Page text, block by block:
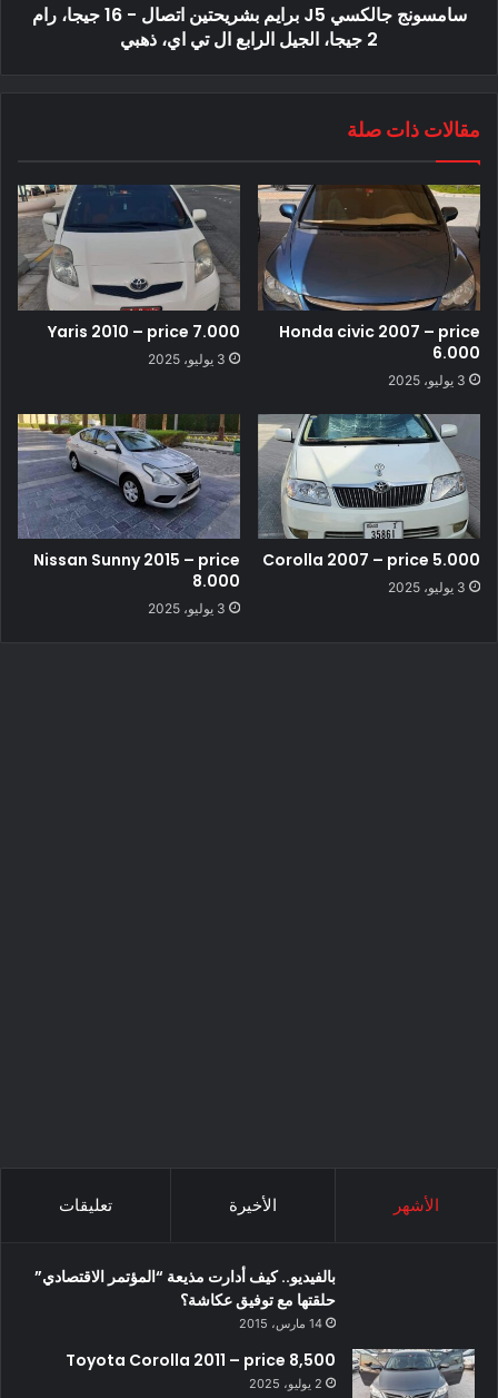
سامسونج جالكسي J5 برايم بشريحتين اتصال - 16 جيجا، رام
2 جيجا، الجيل الرابع ال تي اي، ذهبي
مقالات ذات صلة
Honda civic 2007 – price
6.000
3 يوليو، 2025
Yaris 2010 – price 7.000
3 يوليو، 2025
Corolla 2007 – price 5.000
3 يوليو، 2025
Nissan Sunny 2015 – price
8.000
3 يوليو، 2025
الأشهر الأخيرة تعليقات
بالفيديو.. كيف أدارت مذيعة “المؤتمر الاقتصادي”
حلقتها مع توفيق عكاشة؟
14 مارس، 2015
Toyota Corolla 2011 – price 8,500
2 يوليو، 2025